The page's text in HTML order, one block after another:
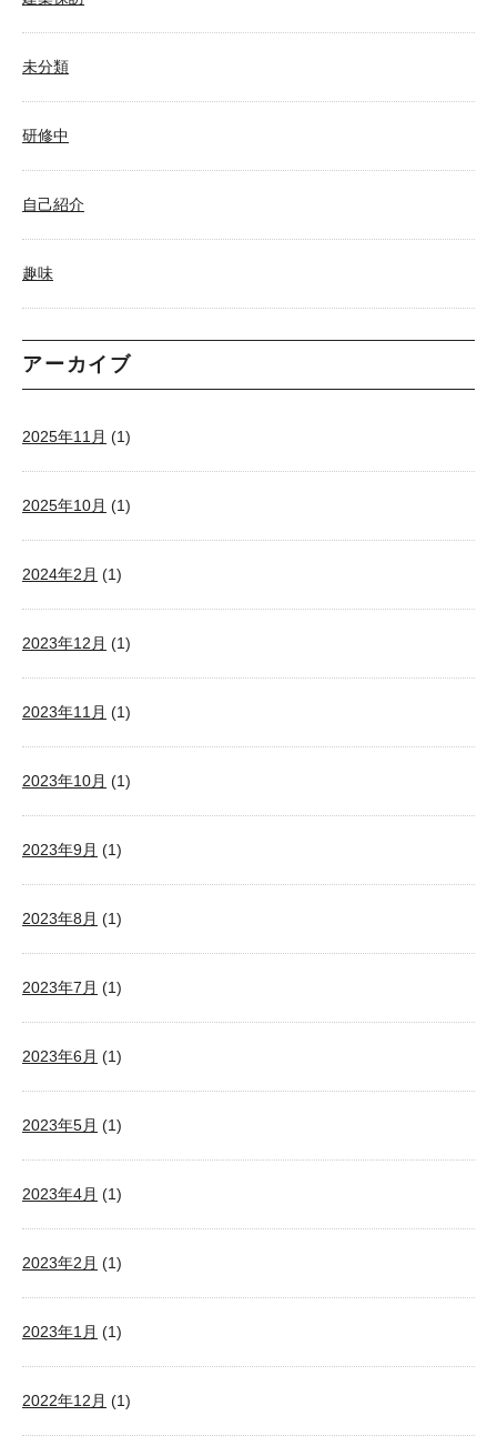
未分類
研修中
自己紹介
趣味
アーカイブ
2025年11月 (1)
2025年10月 (1)
2024年2月 (1)
2023年12月 (1)
2023年11月 (1)
2023年10月 (1)
2023年9月 (1)
2023年8月 (1)
2023年7月 (1)
2023年6月 (1)
2023年5月 (1)
2023年4月 (1)
2023年2月 (1)
2023年1月 (1)
2022年12月 (1)